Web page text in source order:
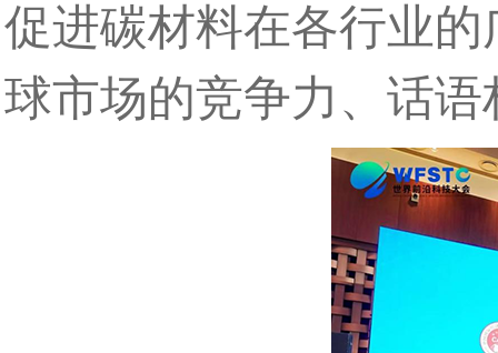
促进碳材料在各行业
球市场的竞争力、话语